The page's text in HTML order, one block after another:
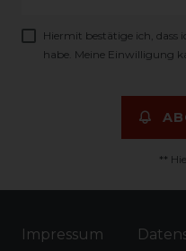
Hiermit bestätige ich, dass
habe. Meine Einwilligung
**
Impressum